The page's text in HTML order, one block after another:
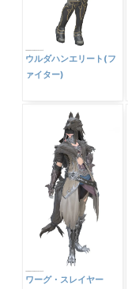
ウルダハンエリート(フ
ァイター)
ワーグ・スレイヤー